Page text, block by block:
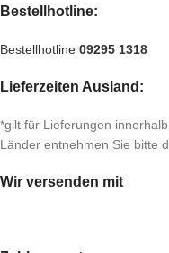
Bestellhotline:
Bestellhotline 09295 1318
Lieferzeiten Ausland:
*gilt für Lieferungen
Länder entnehmen Sie bitte
Wir versenden mit